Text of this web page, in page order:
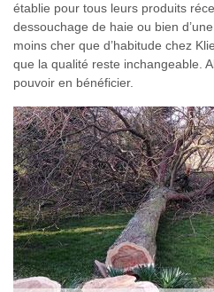
établie pour tous leurs produits
dessouchage de haie ou bien
moins cher que d’habitude chez
que la qualité reste inchangeable.
pouvoir en bénéficier.